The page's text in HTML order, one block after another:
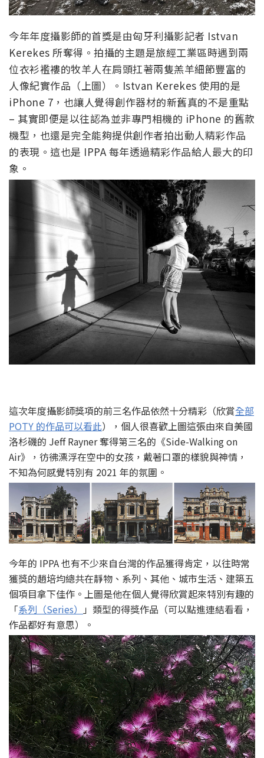
今年年度攝影師的首獎是由匈牙利攝影記者 Istvan
Kerekes 所奪得。拍攝的主題是旅經工業區時遇到兩
位衣衫襤褸的牧羊人在肩頭扛著兩隻羔羊細節豐富的
人像紀實作品（上圖）。Istvan Kerekes 使用的是
iPhone 7，也讓人覺得創作器材的新舊真的不是重點
– 其實即便是以往認為並非專門相機的 iPhone 的舊款
機型，也還是完全能夠提供創作者拍出動人精彩作品
的表現。這也是 IPPA 每年透過精彩作品給人最大的印
象。
這次年度攝影師獎項的前三名作品依然十分精彩（欣賞全部
POTY 的作品可以看此），個人很喜歡上圖這張由來自美國
洛杉磯的 Jeff Rayner 奪得第三名的《Side-Walking on
Air》，彷彿漂浮在空中的女孩，戴著口罩的樣貌與神情，
不知為何感覺特別有 2021 年的氛圍。
今年的 IPPA 也有不少來自台灣的作品獲得肯定，以往時常
獲獎的趙培均總共在靜物、系列、其他、城市生活、建築五
個項目拿下佳作。上圖是他在個人覺得欣賞起來特別有趣的
「系列（Series）
」類型的得獎作品（可以點進連結看看，
作品都好有意思）。